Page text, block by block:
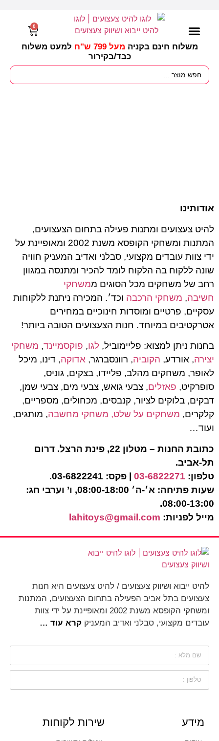
משלוח חינם בקניה מעל 799 ש"ח
למעט משלוח
כבד/בקירור
0
אודותינו
להיט צעצועים ומתנות פעילה בתחום הצעצועים,
המתנות ומשחקי הקופסא משנת 2002 ומאופיינת על
ידי צוות עובדים מקצועי, סבלני ואדיב המעניק חוויה
שונה ללקוח בה הלקוח לומד להכיר ומתנסה במגוון
רחב של משחקים מכל הסוגים ממשחקי
חשיבה, משחקי הרכבה וכד׳. המכירה ניתנת ללקוחות
עסקיים, פרטיים ומוסדות חינוכיים במחירים
אטרקטיבים במיוחד. חנות הצעצועים הטובה ביותר!
בחנות ניתן למצוא: פליימוביל, לגו, פוקסמיינד, משחקי
יצירה, אורדע, הקוביה, רוונסברגר, אדוקה, דינו, מיכל
לאופר, משחקים מהלב, פליידו, בצקים, גוניס,
סופרקיט, פאזלים, צבעי גואש, צבעי מים, צבעי שמן,
דבקים, בלוקים לציור, קנבסים, מכחולים, מספריים,
קלקרים, משחקים על שלט, משחקי מחשבה, מותגים,
ועוד…
כתובת החנות – מטלון 22, פינת הרצל. דרום
תל-אביב.
טלפון: 03-6822271 | פקס: 03-6822241.
שעות פתיחה: א׳-ה׳ 08:00-18:00, ו’ וערבי חג:
08:00-13:00.
מייל לפניות: lahitoys@gmail.com
להיט ייבוא ושיווק צעצועים / להיט צעצועים היא חנות
צעצועים בתל אביב הפעילה בתחום הצעצועים, המתנות
ומשחקי הקופסא משנת 2002 ומאופיינת על ידי צוות
עובדים מקצועי, סבלני ואדיב המעניק קרא עוד …
מידע שירות לקוחות